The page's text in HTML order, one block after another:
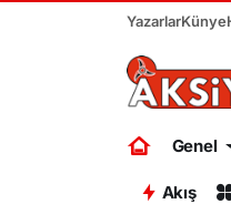
YazarlarKünye
Genel
Akış